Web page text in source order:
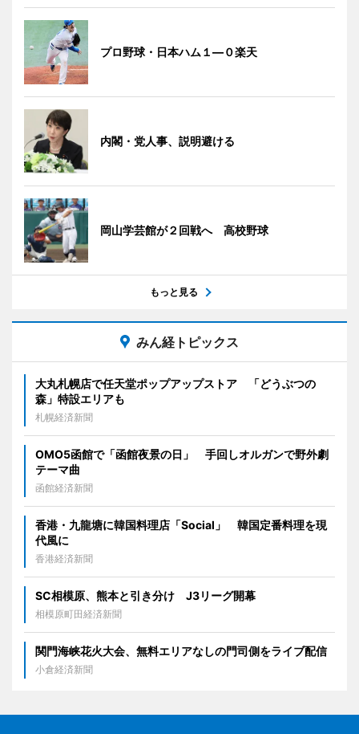
プロ野球・日本ハム１―０楽天
内閣・党人事、説明避ける
岡山学芸館が２回戦へ 高校野球
もっと見る
みん経トピックス
大丸札幌店で任天堂ポップアップストア 「どうぶつの
森」特設エリアも
札幌経済新聞
OMO5函館で「函館夜景の日」 手回しオルガンで野外劇
テーマ曲
函館経済新聞
香港・九龍塘に韓国料理店「Social」 韓国定番料理を現
代風に
香港経済新聞
SC相模原、熊本と引き分け J3リーグ開幕
相模原町田経済新聞
関門海峡花火大会、無料エリアなしの門司側をライブ配信
小倉経済新聞